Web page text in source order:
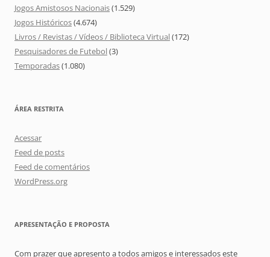
Jogos Amistosos Nacionais(1.529)
Jogos Históricos(4.674)
Livros / Revistas / Vídeos / Biblioteca Virtual(172)
Pesquisadores de Futebol(3)
Temporadas(1.080)
ÁREA RESTRITA
Acessar
Feed de posts
Feed de comentários
WordPress.org
APRESENTAÇÃO E PROPOSTA
Com prazer que apresento a todos amigos e interessados este